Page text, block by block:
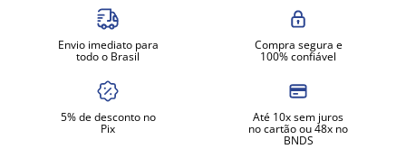
Envio imediato para
todo o Brasil
Compra segura e
100% confiável
5% de desconto no
Pix
Até 10x sem juros
no cartão ou 48x no
BNDS
fritadeira
robot coupe